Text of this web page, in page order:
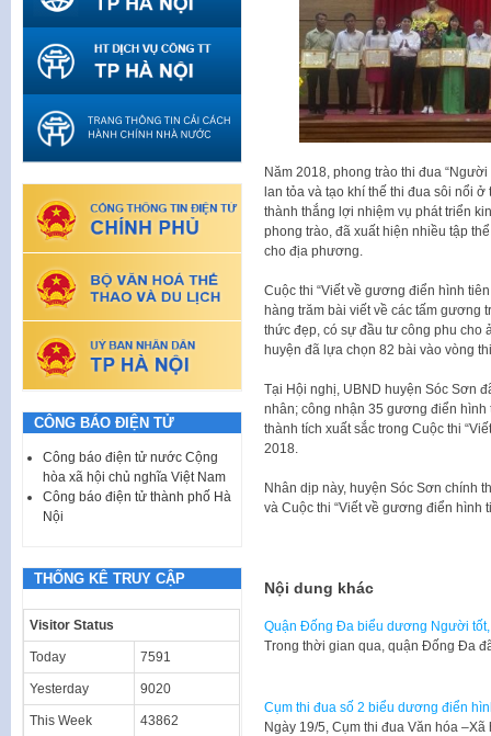
Năm 2018, phong trào thi đua
lan tỏa và tạo khí thế thi đua sôi nổi
thành thắng lợi nhiệm vụ phát triển
phong trào, đã xuất hiện nhiều tập
cho địa phương.
Cuộc thi “Viết về gương điển hình
hàng trăm bài viết về các tấm
thức đẹp, có sự đầu tư công phu
huyện đã lựa chọn 82 bài vào vòng
Tại Hội nghị, UBND huyện Sóc Sơn
nhân; công nhận 35 gương điển
thành tích xuất sắc trong Cuộc thi
2018.
Nhân dịp này, huyện Sóc Sơn chính
và Cuộc thi “Viết về gương điển hình
Nội dung khác
Quận Đống Đa biểu dương Người tốt,
Trong thời gian qua, quận Đống Đa
Cụm thi đua số 2 biểu dương điển
Ngày 19/5, Cụm thi đua Văn hóa
CÔNG BÁO ĐIỆN TỬ
Công báo điện tử nước Cộng
hòa xã hội chủ nghĩa Việt Nam
Công báo điện tử thành phố Hà
Nội
THỐNG KÊ TRUY CẬP
Visitor Status
Today 7591
Yesterday 9020
This Week 43862